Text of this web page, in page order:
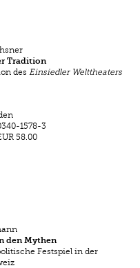
Tradition
desEinsiedler Welttheaters
1578-3
58.00
den Mythen
Festspiel in der